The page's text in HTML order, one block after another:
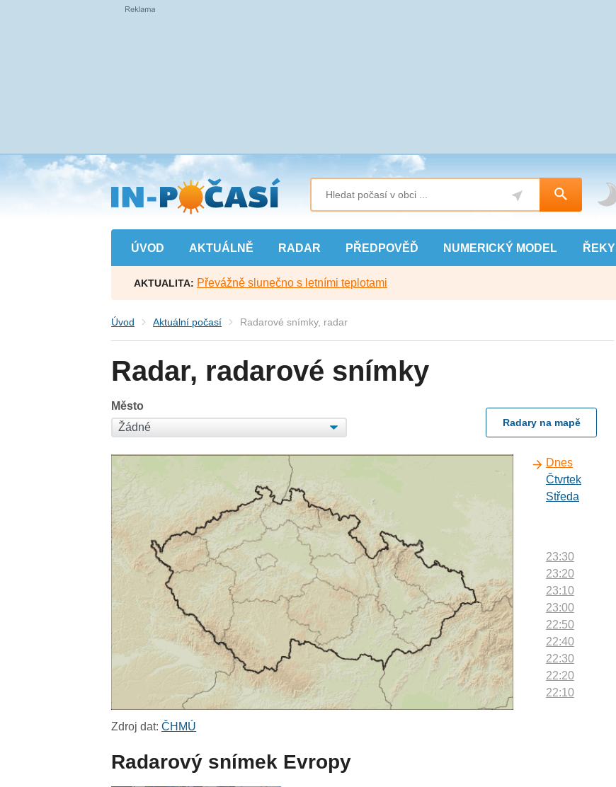
Přejít
na
hlavní
obsah
ÚVOD AKTUÁLNĚ RADAR PŘEDPOVĚĎ NUMERICKÝ MODEL ŘEKY
AKTUALITA: Převážně slunečno s letními teplotami
Úvod Aktuální počasí Radarové snímky, radar
Radar, radarové snímky
Město
Radary na mapě
Dnes
Čtvrtek
Středa
23:30
23:20
23:10
23:00
22:50
22:40
22:30
22:20
22:10
Zdroj dat:ČHMÚ
Radarový snímek Evropy